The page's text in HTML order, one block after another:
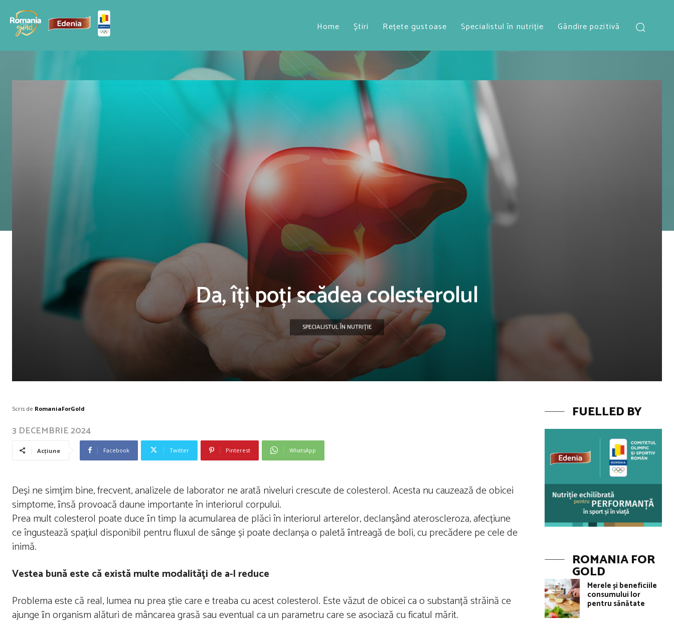
Home Știri Rețete gustoase Specialistul în nutriție Gândire pozitivă
Da, îți poți scădea colesterolul
SPECIALISTUL ÎN NUTRIȚIE
Scris de RomaniaForGold
3 DECEMBRIE 2024
Acțiune Facebook Twitter Pinterest WhatsApp
Deși ne simțim bine, frecvent, analizele de laborator ne arată niveluri crescute de colesterol. Acesta nu cauzează de obicei
simptome, ȋnsă provoacă daune importante în interiorul corpului.
Prea mult colesterol poate duce ȋn timp la acumularea de plăci în interiorul arterelor, declanșând ateroscleroza, afecțiune
ce îngustează spațiul disponibil pentru fluxul de sȃnge și poate declanșa o paletă ȋntreagă de boli, cu precădere pe cele de
inimă.
Vestea bună este că există multe modalități de a-l reduce
Problema este că real, lumea nu prea știe care e treaba cu acest colesterol. Este văzut de obicei ca o substanță străină ce
ajunge ȋn organism alături de mâncarea grasă sau eventual ca un parametru care se asociază cu ficatul mărit.
FUELLED BY
ROMANIA FOR
GOLD
Merele și beneficiile
consumului lor
pentru sănătate